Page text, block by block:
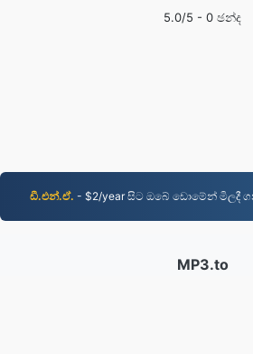
5.0/5 - 0 ඡන්ද
ඩී.එන්.ඒ. - $2/year සිට ඔබේ ඩොමේන් මිලදී
MP3.to